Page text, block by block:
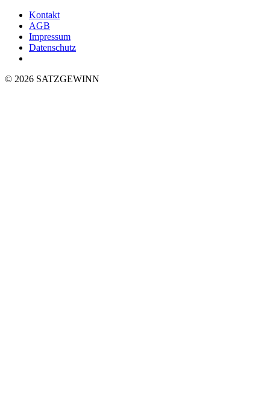
Kontakt
AGB
Impressum
Datenschutz
© 2026 SATZGEWINN